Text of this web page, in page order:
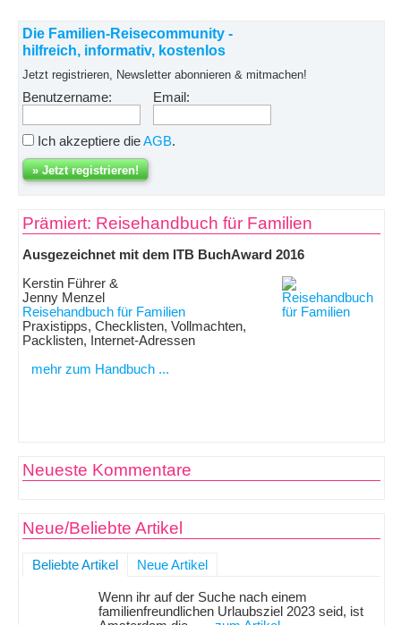
Die Familien-Reisecommunity -
hilfreich, informativ, kostenlos
Jetzt registrieren, Newsletter abonnieren & mitmachen!
Benutzername: Email:
Ich akzeptiere dieAGB.
Prämiert: Reisehandbuch für Familien
Ausgezeichnet mit dem ITB BuchAward 2016
Kerstin Führer &
Jenny Menzel
Reisehandbuch für Familien
Praxistipps, Checklisten, Vollmachten,
Packlisten, Internet-Adressen
mehr zum Handbuch ...
Neueste Kommentare
Neue/Beliebte Artikel
Beliebte Artikel Neue Artikel
Wenn ihr auf der Suche nach einem
familienfreundlichen Urlaubsziel 2023 seid, ist